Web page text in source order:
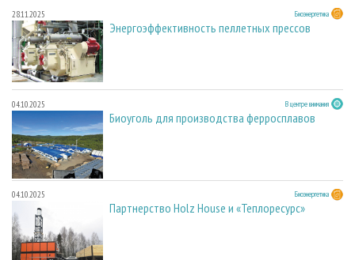
28.11.2025 Биоэнергетика
Энергоэффективность пеллетных прессов
04.10.2025 В центре внимания
Биоуголь для производства ферросплавов
04.10.2025 Биоэнергетика
Партнерство Holz House и «Теплоресурс»